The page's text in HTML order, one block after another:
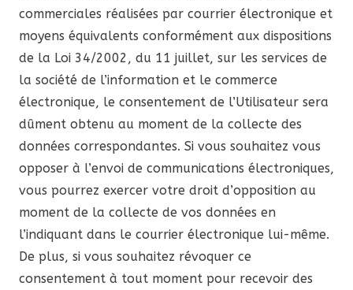
commerciales réalisées par courrier électronique et
moyens équivalents conformément aux dispositions
de la Loi 34/2002, du 11 juillet, sur les services de
la société de l’information et le commerce
électronique, le consentement de l’Utilisateur sera
dûment obtenu au moment de la collecte des
données correspondantes. Si vous souhaitez vous
opposer à l’envoi de communications électroniques,
vous pourrez exercer votre droit d’opposition au
moment de la collecte de vos données en
l’indiquant dans le courrier électronique lui-même.
De plus, si vous souhaitez révoquer ce
consentement à tout moment pour recevoir des